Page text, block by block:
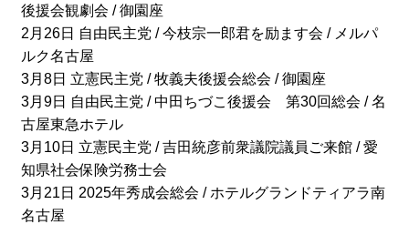
後援会観劇会 / 御園座
2月26日 自由民主党 / 今枝宗一郎君を励ます会 / メルパ
ルク名古屋
3月8日 立憲民主党 / 牧義夫後援会総会 / 御園座
3月9日 自由民主党 / 中田ちづこ後援会 第30回総会 / 名
古屋東急ホテル
3月10日 立憲民主党 / 吉田統彦前衆議院議員ご来館 / 愛
知県社会保険労務士会
3月21日 2025年秀成会総会 / ホテルグランドティアラ南
名古屋